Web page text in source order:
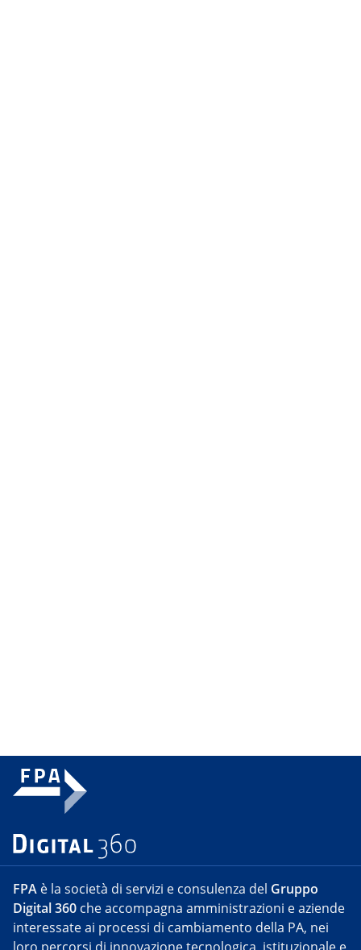
FPA è la società di servizi e consulenza del Gruppo
Digital 360 che accompagna amministrazioni e aziende
interessate ai processi di cambiamento della PA, nei